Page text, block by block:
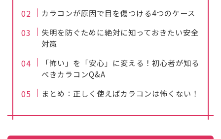
カラコンが原因で目を傷つける4つのケース
失明を防ぐために絶対に知っておきたい安全
対策
「怖い」を「安心」に変える！初心者が知る
べきカラコンQ&A
まとめ：正しく使えばカラコンは怖くない！